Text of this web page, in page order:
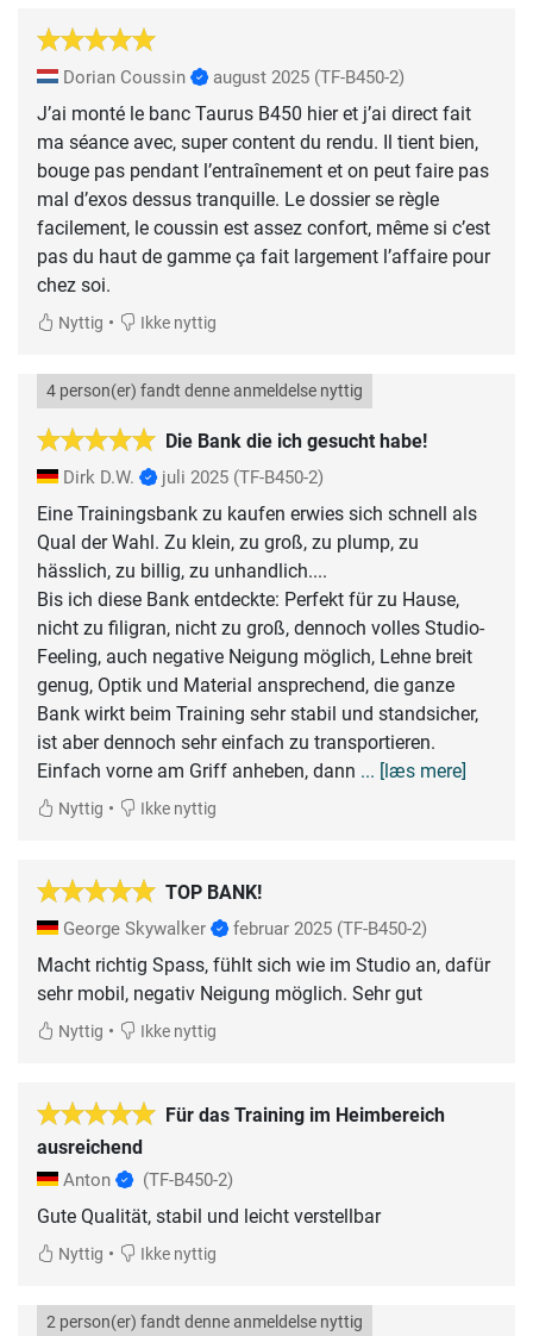
Dorian Coussin august 2025 (TF-B450-2)
J’ai monté le banc Taurus B450 hier et j’ai direct fait
ma séance avec, super content du rendu. Il tient bien,
bouge pas pendant l’entraînement et on peut faire pas
mal d’exos dessus tranquille. Le dossier se règle
facilement, le coussin est assez confort, même si c’est
pas du haut de gamme ça fait largement l’affaire pour
chez soi.
Nyttig • Ikke nyttig
Die Bank die ich gesucht habe!
4 person(er) fandt denne anmeldelse nyttig
Dirk D.W. juli 2025 (TF-B450-2)
Eine Trainingsbank zu kaufen erwies sich schnell als
Qual der Wahl. Zu klein, zu groß, zu plump, zu
hässlich, zu billig, zu unhandlich....
Bis ich diese Bank entdeckte: Perfekt für zu Hause,
nicht zu filigran, nicht zu groß, dennoch volles Studio-
Feeling, auch negative Neigung möglich, Lehne breit
genug, Optik und Material ansprechend, die ganze
Bank wirkt beim Training sehr stabil und standsicher,
ist aber dennoch sehr einfach zu transportieren.
Einfach vorne am Griff anheben, dann ... [læs mere]
Nyttig • Ikke nyttig
TOP BANK!
George Skywalker februar 2025 (TF-B450-2)
Macht richtig Spass, fühlt sich wie im Studio an, dafür
sehr mobil, negativ Neigung möglich. Sehr gut
Nyttig • Ikke nyttig
Für das Training im Heimbereich
ausreichend
Anton (TF-B450-2)
Gute Qualität, stabil und leicht verstellbar
Nyttig • Ikke nyttig
2 person(er) fandt denne anmeldelse nyttig